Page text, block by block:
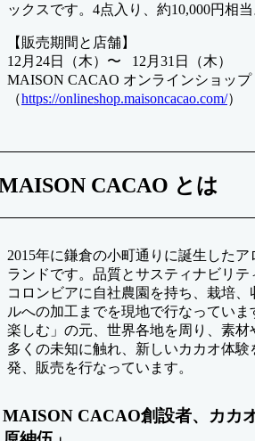
ックスです。4点入り、約10,000円相当
【販売期間と店舗】
12月24日（木）〜 12月31日（木）
MAISON CACAO オンラインショップ
（https://onlineshop.maisoncacao.com/）
CACAO とは
2015年に鎌倉の小町通りに誕生した
ランドです。品質とサスティナビリテ
コロンビアに自社農園を持ち、栽培
ルへの加工までを現地で行なってい
楽しむ」の元、世界各地を周り、素
多くの未知に触れ、新しいカカオ体験
発、販売を行なっています。
MAISON CACAO創設者、カカ